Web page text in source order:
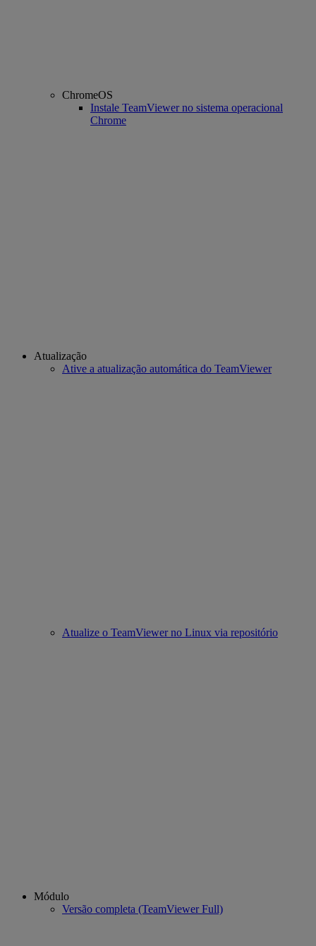
ChromeOS
Instale TeamViewer no sistema operacional
Chrome
Atualização
Ative a atualização automática do TeamViewer
Atualize o TeamViewer no Linux via repositório
Módulo
Versão completa (TeamViewer Full)